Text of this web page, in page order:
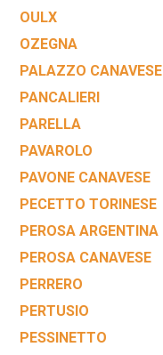
OULX
OZEGNA
PALAZZO CANAVESE
PANCALIERI
PARELLA
PAVAROLO
PAVONE CANAVESE
PECETTO TORINESE
PEROSA ARGENTINA
PEROSA CANAVESE
PERRERO
PERTUSIO
PESSINETTO